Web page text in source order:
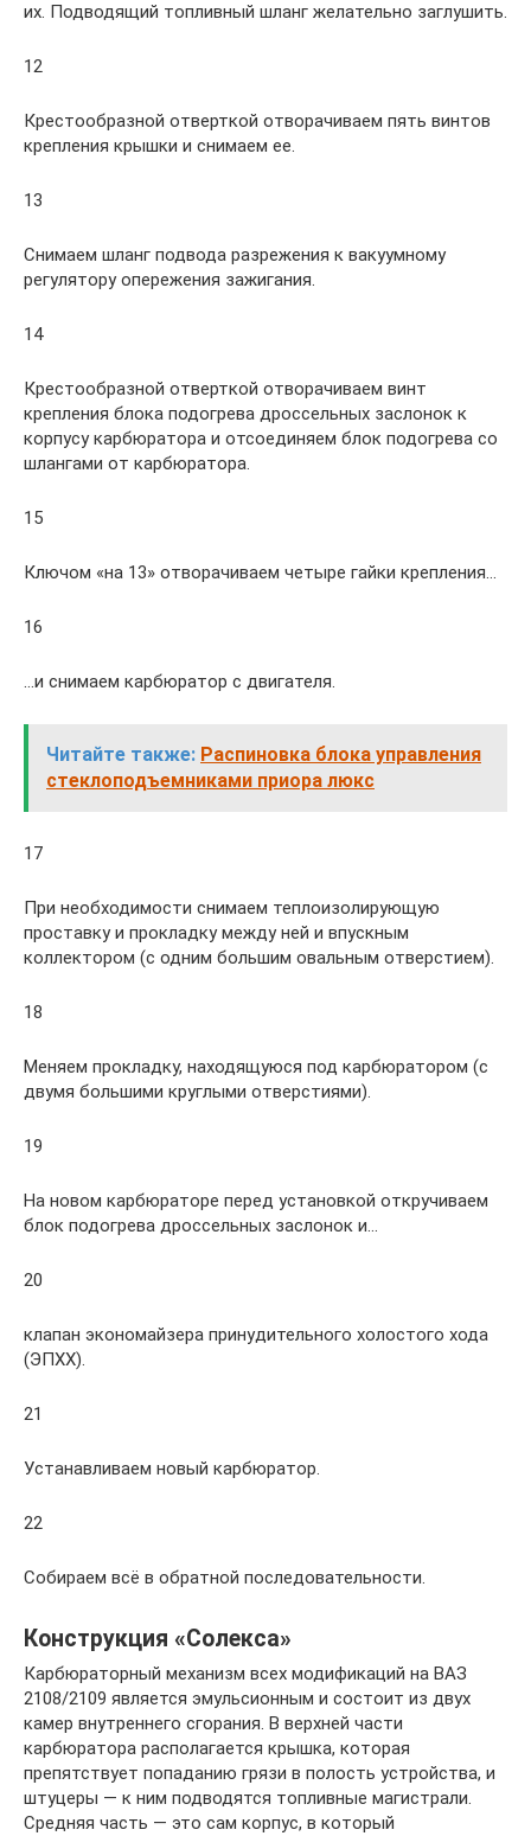
их. Подводящий топливный шланг желательно заглушить.
12
Крестообразной отверткой отворачиваем пять винтов
крепления крышки и снимаем ее.
13
Снимаем шланг подвода разрежения к вакуумному
регулятору опережения зажигания.
14
Крестообразной отверткой отворачиваем винт
крепления блока подогрева дроссельных заслонок к
корпусу карбюратора и отсоединяем блок подогрева со
шлангами от карбюратора.
15
Ключом «на 13» отворачиваем четыре гайки крепления…
16
…и снимаем карбюратор с двигателя.
Читайте также: Распиновка блока управления
стеклоподъемниками приора люкс
17
При необходимости снимаем теплоизолирующую
проставку и прокладку между ней и впускным
коллектором (с одним большим овальным отверстием).
18
Меняем прокладку, находящуюся под карбюратором (с
двумя большими круглыми отверстиями).
19
На новом карбюраторе перед установкой откручиваем
блок подогрева дроссельных заслонок и…
20
клапан экономайзера принудительного холостого хода
(ЭПХХ).
21
Устанавливаем новый карбюратор.
22
Собираем всё в обратной последовательности.
Конструкция «Солекса»
Карбюраторный механизм всех модификаций на ВАЗ
2108/2109 является эмульсионным и состоит из двух
камер внутреннего сгорания. В верхней части
карбюратора располагается крышка, которая
препятствует попаданию грязи в полость устройства, и
штуцеры — к ним подводятся топливные магистрали.
Средняя часть — это сам корпус, в который